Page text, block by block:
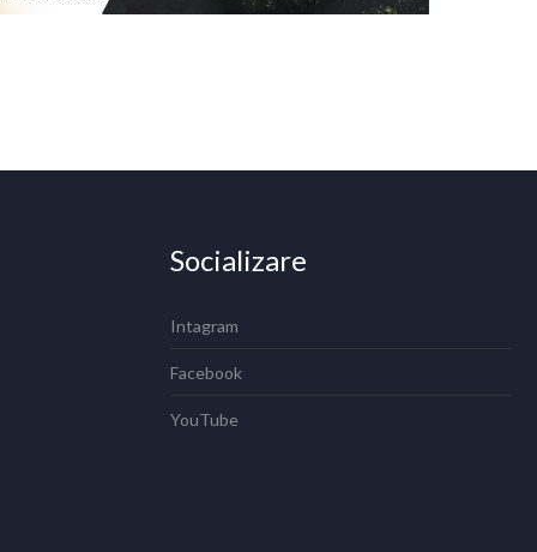
Socializare
Intagram
Facebook
YouTube